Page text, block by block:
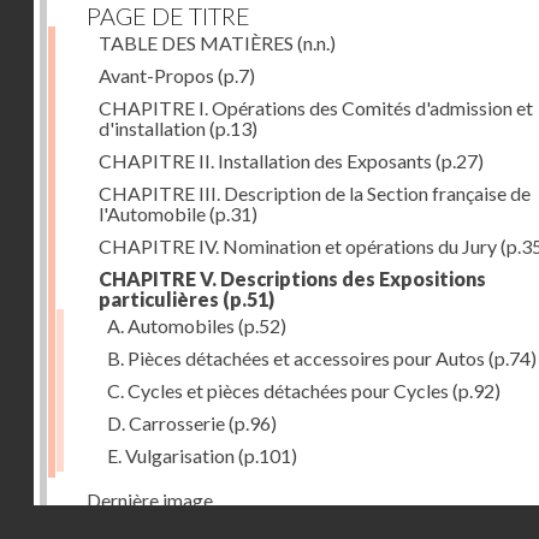
PAGE DE TITRE
TABLE DES MATIÈRES (n.n.)
Avant-Propos (p.7)
CHAPITRE I. Opérations des Comités d'admission et
d'installation(p.13)
CHAPITRE II. Installation des Exposants (p.27)
CHAPITRE III. Description de la Section française de
l'Automobile(p.31)
CHAPITRE IV. Nomination et opérations du Jury
CHAPITRE V. Descriptions des Expositions
particulières (p.51)
A. Automobiles (p.52)
B. Pièces détachées et accessoires pour Autos (p.74)
C. Cycles et pièces détachées pour Cycles (p.92)
D. Carrosserie(p.96)
E. Vulgarisation(p.101)
Dernière image